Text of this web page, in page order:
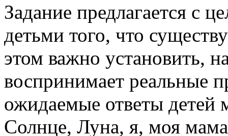
Задание предлагается с
детьми того, что
этом важно установить,
воспринимает реальные
ожидаемые ответы
Солнце, Луна, я, моя